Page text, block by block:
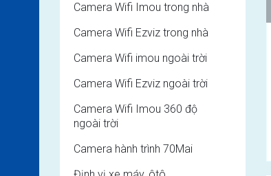
Camera Wifi Imou trong nhà
Camera Wifi Ezviz trong nhà
Camera Wifi imou ngoài trời
Camera Wifi Ezviz ngoài trời
Camera Wifi Imou 360 độ
ngoài trời
Camera hành trình 70Mai